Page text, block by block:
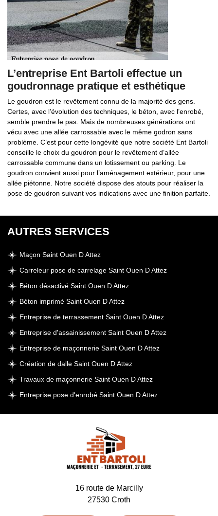
L’entreprise Ent Bartoli effectue un
goudronnage pratique et esthétique
Le goudron est le revêtement connu de la majorité des gens.
Certes, avec l’évolution des techniques, le béton, avec l’enrobé,
semble prendre le pas. Mais de nombreuses générations ont
vécu avec une allée carrossable avec le même godron sans
problème. C’est pour cette longévité que notre société Ent Bartoli
conseille le choix du goudron pour le revêtement d’allée
carrossable commune dans un lotissement ou parking. Le
goudron convient aussi pour l’aménagement extérieur, pour une
allée piétonne. Notre société dispose des atouts pour réaliser la
pose de goudron suivant vos indications avec une finition parfaite.
AUTRES SERVICES
Maçon Saint Ouen D Attez
Carreleur pose de carrelage Saint Ouen D Attez
Béton désactivé Saint Ouen D Attez
Béton imprimé Saint Ouen D Attez
Entreprise de terrassement Saint Ouen D Attez
Entreprise d'assainissement Saint Ouen D Attez
Entreprise de maçonnerie Saint Ouen D Attez
Création de dalle Saint Ouen D Attez
Travaux de maçonnerie Saint Ouen D Attez
Entreprise pose d'enrobé Saint Ouen D Attez
16 route de Marcilly
27530 Croth